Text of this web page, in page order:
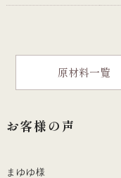
原材料一覧
お客様の声
まゆゆ様